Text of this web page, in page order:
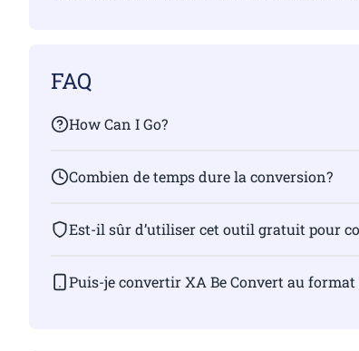
FAQ
How Can I Go?
Combien de temps dure la conversion?
Est-il sûr d’utiliser cet outil gratuit pour
Puis-je convertir XA Be Convert au